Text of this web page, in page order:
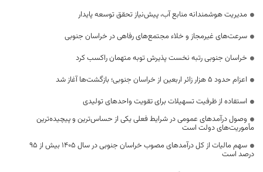
مدیریت هوشمندانه منابع آب، پیش‌نیاز تحقق توسعه پایدار
سرعت‌های غیرمجاز و خلاء مجتمع‌های رفاهی در خراسان جنوبی
خراسان جنوبی رتبه نخست پذیرش توبه متهمان راکسب کرد
اعزام حدود 5 هزار زائر اربعین از خراسان جنوبی؛ بازگشت‌ها آغاز شد
استفاده از ظرفیت تسهیلات برای تقویت واحدهای تولیدی
وصول درآمدهای عمومی در شرایط فعلی یکی از حساس‌ترین و پیچیده‌ترین
مأموریت‌های دولت است
سهم مالیات از کل درآمدهای مصوب خراسان جنوبی در سال ۱۴۰۵ بیش از ۹۵
درصد است